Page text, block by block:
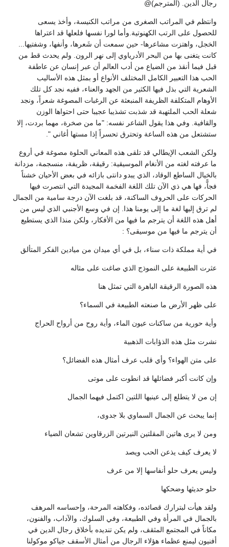
رجال الدين. (المترجم)@
وانتظم في المراتب الصغرى من مراتب الكنيسة، وأخذ يسعى
للحصول على الرتب الكهنوتية.وأما لورا نفسها فلعلها قد اعتراها
الخجل، واهتزت مشاعرها- حين سمعت أن شَعرها، وأنفها، وشفتيها...
كانت يتغنى بها من البحر الأدرياوي إلى نهر الرون. ولم يحدث قط من
قبل فيما أنقذ من الضياع من أدب العالم أن عبر إنسان عن عاطفة
الحب هذا التعبير الكامل المختلف الأنواع أو بمثل هذه الأساليب
الشعرية التي بذل فيها الكثير من الجهد والعناء، ففيه نجد كل تلك
الأوهام المتكلفة الظريفة المنبعثة عن الرغبات المصوغة شعراً، ونجد
شعلة الحب الملتهبة قد شذبت تشذيبا عجيبا حتى احتواها الوزن
والقافية. وفي هذا يقول الشاعر نفسه: "ما من صخرة، مهما بردت، إلا
ستشتعل من هذه الساعة وتحترق تحسراً إذا مستها أغاني ".
ولكن الشعب الإيطالي قد تلقى هذه المعاني الحلوة مصوغة في أروع
ما عرفته لغته من الأنغام الموسيقية: رقيقة، ظريفة، منسجمة، مزدانة
بالخيال الساطع الوقاد، الذي يبدو دانتى بازائه في بعض الأحيان خشناً
فجاًّ، فها هي ذي الآن تلك اللغة الفخمة المجيدة التي انتصرت فيها
الحركات على الحروف الساكنة، قد بلغت الآن درجة سامية من الجمال
لم ترق إليها لغة ما إلى يومنا هذا. إن في وسع الأجنبي الذي ليس من
أهل هذه اللغة أن يترجم ما فيها من الأفكار، ولكن منذا الذي يستطيع
أن يترجم ما فيها من موسيقى؟ :
في أية مملكة ذات سناء، بل في أي ميدان من ميادين الفكر المتألق
عثرت الطبيعة على النموذج الذي صاغت على مثاله
هذه الصورة الرقيقة الباهرة التي تمثل هنا
على ظهر الأرض ما صنعته الطبيعة في السماء؟
وأية حورية من ساكنات عيون الماء، وأية روح من أرواح الحراج
نشرت مثل هذه الذؤابات الذهبية
على متن الهواء؟ وأي قلب عرف أمثال هذه الفضائل؟
وإن كانت أكبر فضائلها قد انطوت على موتى
إن من لا يتطلع إلى عينيها اللتين اكتمل فيهما الجمال
إنما يبحث عن الجمال السماوي بلا جدوى،
ومن لا يرى هاتين المقلتين النيرتين الزرقاوين تشعان الضياء
لا يعرف كيف يذعن الحب ويصد
وليس يعرف حلو أنفاسها إلا من عرف
حلو حديثها وضحكها
ولقد هيأت لبترارك قصائده، وفكاهته المرحة، وإحساسه المرهف
بالجمال في المرأة وفي الطبيعة، وفي السلوك، والآداب، والفنون،
مكاناً في المجتمع المثقف، ولم يكن تنديده بأخلاق رجال الدين في
أفنيون ليمنع عظماء هؤلاء الرجال من أمثال الأسقف جياكو موكولنا